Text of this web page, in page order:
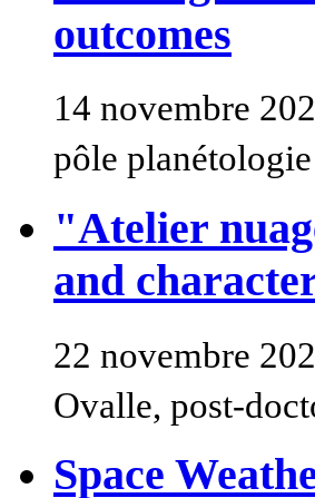
outcomes
14 novembre
pôle planétologie
"Atelier
and
22 novembre
Ovalle, post-
Space